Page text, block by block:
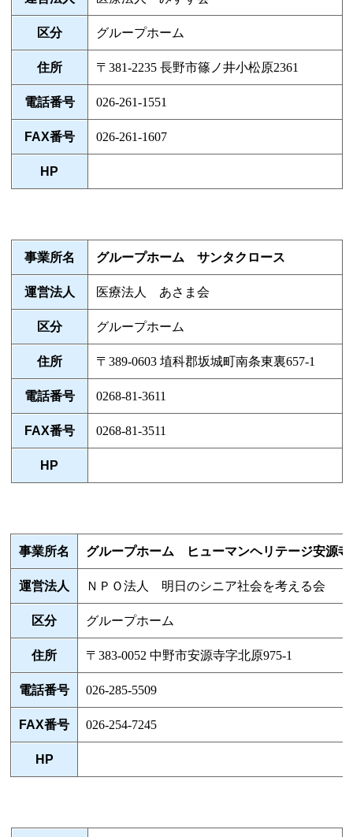
区分 グループホーム
住所 〒381-2235 長野市篠ノ井小松原2361
電話番号 026-261-1551
FAX番号 026-261-1607
HP
事業所名 グループホーム サンタクロース
運営法人 医療法人 あさま会
区分 グループホーム
住所 〒389-0603 埴科郡坂城町南条東裏657-1
電話番号 0268-81-3611
FAX番号 0268-81-3511
HP
事業所名 グループホーム ヒューマンヘリテージ安源寺
運営法人 ＮＰＯ法人 明日のシニア社会を考える会
区分 グループホーム
住所 〒383-0052 中野市安源寺字北原975-1
電話番号 026-285-5509
FAX番号 026-254-7245
HP